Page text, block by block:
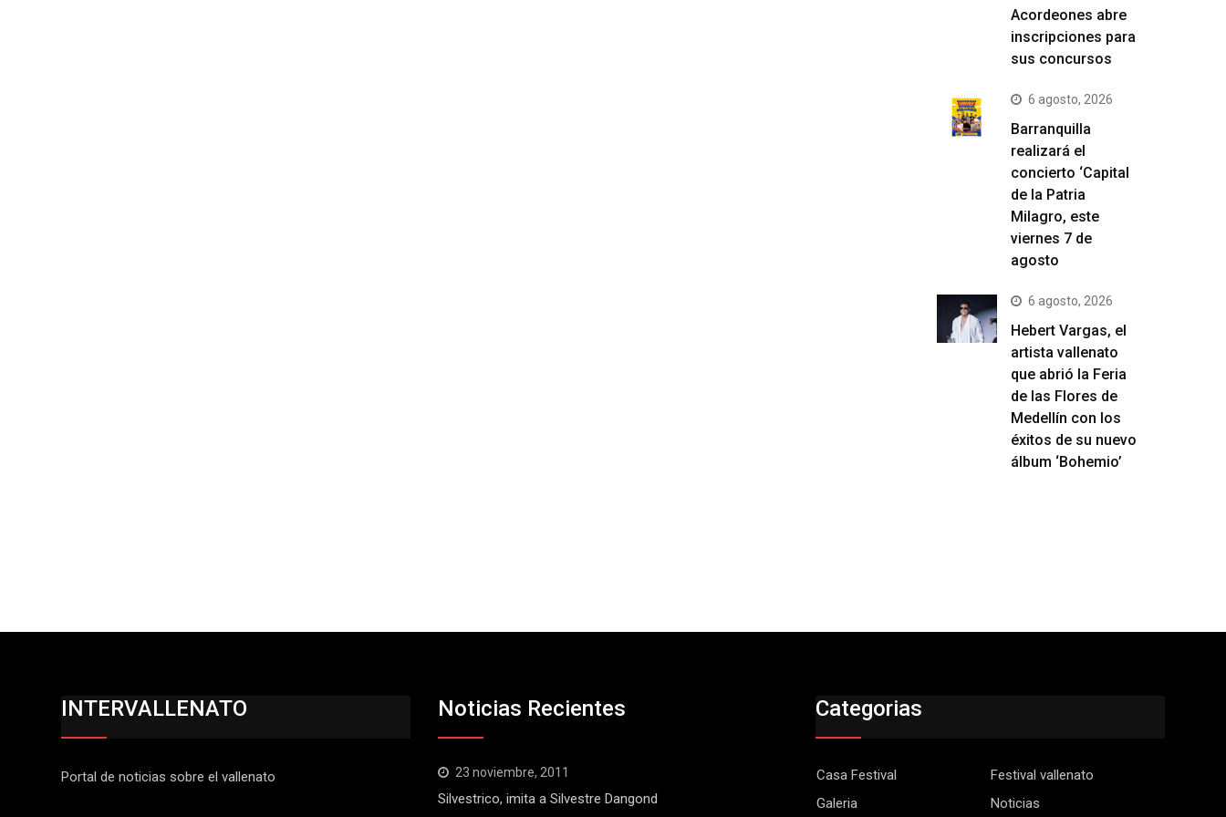
Acordeones abre
inscripciones para
sus concursos
6 agosto, 2026
Barranquilla
realizará el
concierto ‘Capital
de la Patria
Milagro, este
viernes 7 de
agosto
6 agosto, 2026
Hebert Vargas, el
artista vallenato
que abrió la Feria
de las Flores de
Medellín con los
éxitos de su nuevo
álbum ‘Bohemio’
INTERVALLENATO
Portal de noticias sobre el vallenato
Noticias Recientes
23 noviembre, 2011
Silvestrico, imita a Silvestre Dangond
Categorias
Casa Festival
Festival vallenato
Galeria
Noticias